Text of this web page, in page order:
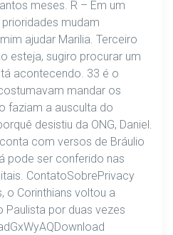
meses. R – Em um
mudam
ajudar Marilia. Terceiro
esteja, sugiro procurar um
acontecendo. 33 é o
mandar os
faziam a ausculta do
desistiu da ONG, Daniel.
com versos de Bráulio
pode ser conferido nas
ContatoSobrePrivacy
o Corinthians voltou a
por duas vezes